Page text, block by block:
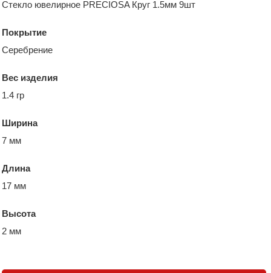
Стекло ювелирное PRECIOSA Круг 1.5мм 9шт
Покрытие
Серебрение
Вес изделия
1.4 гр
Ширина
7 мм
Длина
17 мм
Высота
2 мм